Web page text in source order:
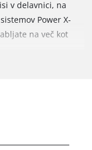
v delavnici, na
Power X-
na več kot
funkciji
zamenjate brez